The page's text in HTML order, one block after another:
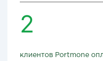
2
клиентов Portmone